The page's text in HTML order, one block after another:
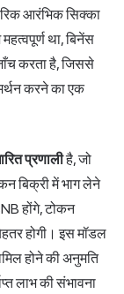
आरंभिक सिक्का
था, बिनेंस
करता है, जिससे
करने का एक
प्रणालीहै, जो
बिक्री में भाग लेने
होंगे, टोकन
होगी। इस मॉडल
होने की अनुमति
लाभ की संभावना